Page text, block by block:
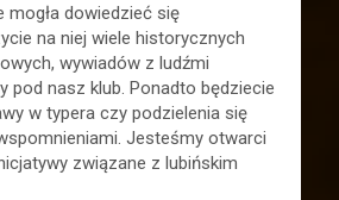
mogła dowiedzieć się
na niej wiele historycznych
wywiadów z ludźmi
pod nasz klub. Ponadto będziecie
w typera czy podzielenia się
Jesteśmy otwarci
związane z lubińskim